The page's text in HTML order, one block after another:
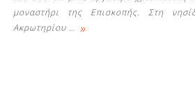
Δείτε μας:
μοναστήρι της Επισκοπής. Στη
Ακρωτηρίου … »